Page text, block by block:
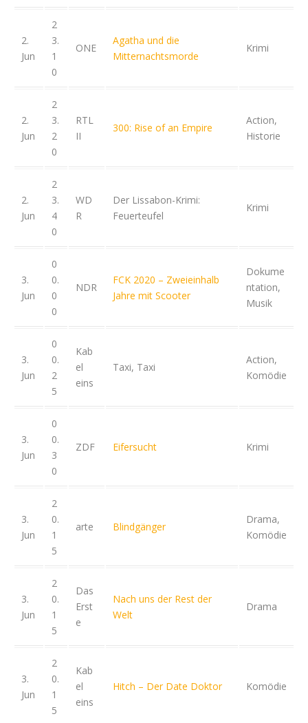
2.
Jun
2
3.
1
0
ONE
Agatha und die
Mitternachtsmorde
Krimi
2.
Jun
2
3.
2
0
RTL
II
300: Rise of an Empire
Action,
Historie
2.
Jun
2
3.
4
0
WD
R
Der Lissabon-Krimi:
Feuerteufel
Krimi
3.
Jun
0
0.
0
0
NDR
FCK 2020 – Zweieinhalb
Jahre mit Scooter
Dokume
ntation,
Musik
3.
Jun
0
0.
2
5
Kab
el
eins
Taxi, Taxi
Action,
Komödie
3.
Jun
0
0.
3
0
ZDF Eifersucht Krimi
3.
Jun
2
0.
1
5
arte Blindgänger
Drama,
Komödie
3.
Jun
2
0.
1
5
Das
Erst
e
Nach uns der Rest der
Welt
Drama
3.
Jun
2
0.
1
5
Kab
el
eins
Hitch – Der Date Doktor Komödie